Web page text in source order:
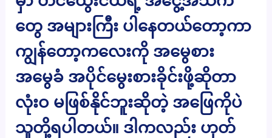
တွေ အများကြီး ပါနေတယ်တော့ကာ
ကျွန်တော့ကလေးကို အမွေစား
အမွေခံ အပိုင်မွေးစားခိုင်းဖို့ဆိုတာ
လုံးဝ မဖြစ်နိုင်ဘူးဆိုတဲ့ အဖြေကိုပဲ
သူတို့ရပါတယ်။ ဒါကလည်း ဟုတ်